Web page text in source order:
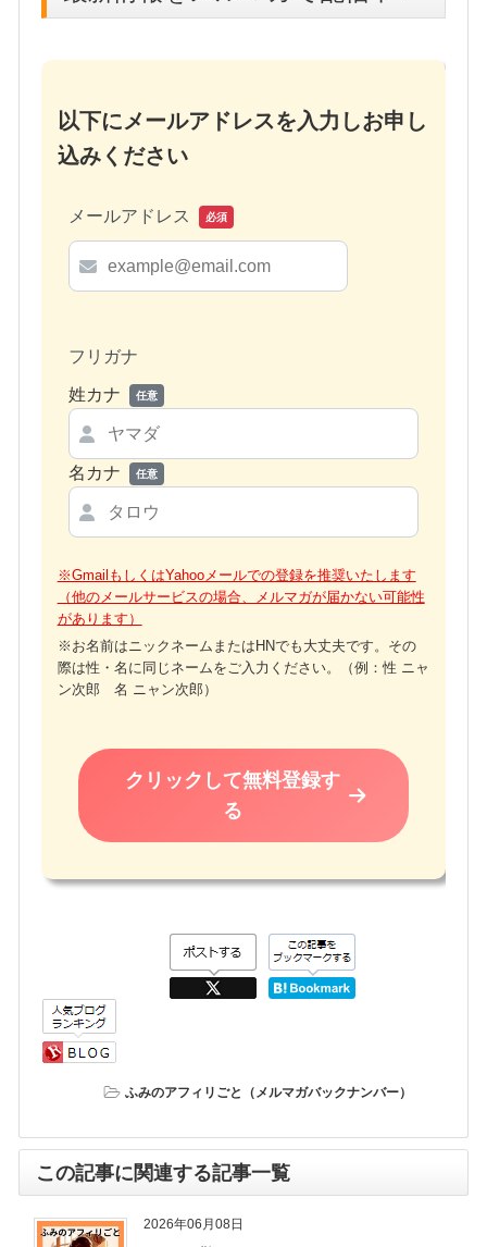
以下にメールアドレスを入力しお申し
込みください
メールアドレス 必須
フリガナ
姓カナ 任意
名カナ 任意
※GmailもしくはYahooメールでの登録を推奨いたします
（他のメールサービスの場合、メルマガが届かない可能性
があります）
※お名前はニックネームまたはHNでも大丈夫です。その
際は性・名に同じネームをご入力ください。（例：性 ニャ
ン次郎 名 ニャン次郎）
クリックして無料登録す
る
ふみのアフィリごと（メルマガバックナンバー）
この記事に関連する記事一覧
2026年06月08日